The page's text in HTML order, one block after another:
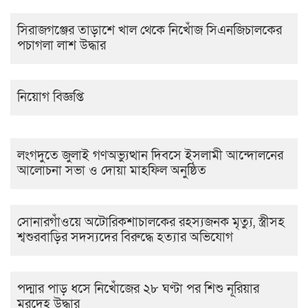
সিরাজগঞ্জের তাড়াশে খাল থেকে নিখোঁজ সিএনজিচালকের
পচাগলা লাশ উদ্ধার
নিয়োগ বিজ্ঞপ্তি
লংগদুতে জুলাই গণঅভ্যুত্থান দিবসে ইসলামী আন্দোলনের
আলোচনা সভা ও দোয়া মাহফিল অনুষ্ঠিত
সোনারগাঁওয়ে অটোরিকশাচালকের রহস্যজনক মৃত্যু, স্ত্রীসহ
শ্বশুরবাড়ির সদস্যদের বিরুদ্ধে হত্যার অভিযোগ
পদ্মার পাড় ধসে নিখোঁজের ২৮ ঘণ্টা পর শিশু নূরিয়ার
মরদেহ উদ্ধার